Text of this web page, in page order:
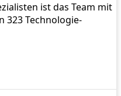
ist das Team mit
323 Technologie-